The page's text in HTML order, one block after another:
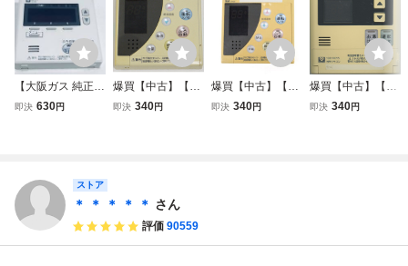
【大阪ガス 純正
リモコン OA13】
即決 630円
爆買【中古】【ゆ
うパケット対応】
即決 340円
爆買【中古】【ゆ
うパケット対応】
即決 340円
爆買【中古】【ゆ
うパケット対応】
即決 340円
ストア
＊ ＊ ＊ ＊ ＊ さん
評価 90559